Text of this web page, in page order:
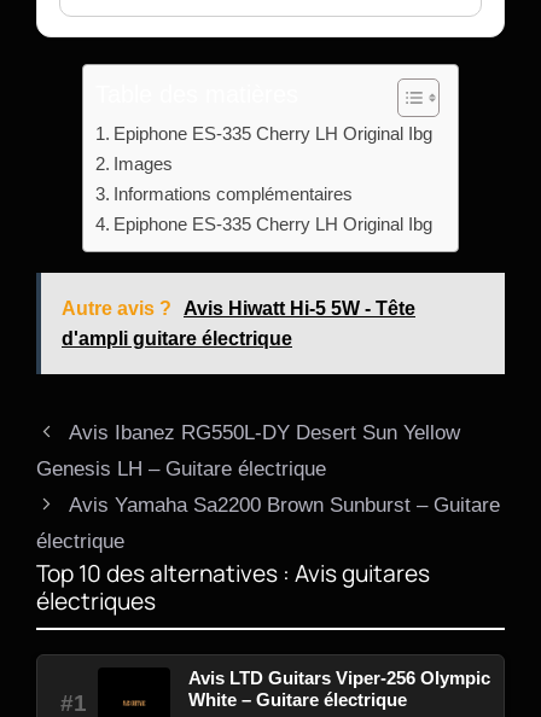
Epiphone ES-335 Cherry LH Original Ibg
Images
Informations complémentaires
Epiphone ES-335 Cherry LH Original Ibg
Autre avis ?
Avis Hiwatt Hi-5 5W - Tête
d'ampli guitare électrique
Avis Ibanez RG550L-DY Desert Sun Yellow
Genesis LH – Guitare électrique
Avis Yamaha Sa2200 Brown Sunburst – Guitare
électrique
Top 10 des alternatives : Avis guitares
électriques
#1
Avis LTD Guitars Viper-256 Olympic
White – Guitare électrique